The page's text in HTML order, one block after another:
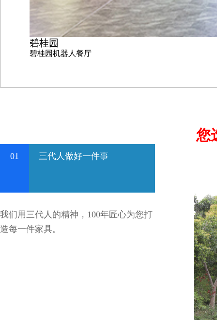
碧桂园
碧桂园机器人餐厅
您
01 三代人做好一件事
我们用三代人的精神，100年匠心为您打
造每一件家具。